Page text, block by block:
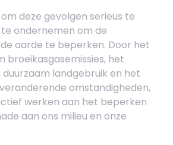
deze gevolgen serieus te
ondernemen om de
aarde te beperken. Door het
broeikasgasemissies, het
landgebruik en het
omstandigheden,
werken aan het beperken
aan ons milieu en onze